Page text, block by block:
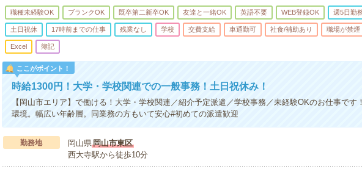
職種未経験OK ブランクOK 既卒第二新卒OK 友達と一緒OK 英語不要 WEB登録OK 週5日勤
土日祝休 17時前までの仕事 残業なし 学校 交費支給 車通勤可 社食/補助あり 職場が禁煙
Excel 簿記
ここがポイント！
時給1300円！大学・学校関連での一般事務！土日祝休み！
【岡山市エリア】で働ける！大学・学校関連／紹介予定派遣／学校事務／未経験OKのお仕事です
環境。幅広い年齢層。同業務の方もいて安心#初めての派遣歓迎
勤務地 岡山県岡山市東区
西大寺駅から徒歩10分